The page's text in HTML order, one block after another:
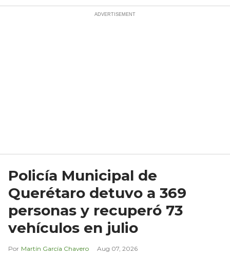
Policía Municipal de
Querétaro detuvo a 369
personas y recuperó 73
vehículos en julio
Martín García Chavero Aug 07, 2026